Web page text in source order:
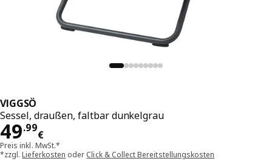
VIGGSÖ
Sessel, draußen, faltbar dunkelgrau
49.99
€
Preis 49.99€
Preis inkl. MwSt.*
*zzgl.Lieferkosten oder Click & Collect Bereitstellungskosten